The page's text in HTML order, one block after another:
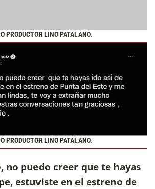
PRODUCTOR LINO PATALANO.
PRODUCTOR LINO PATALANO.
no puedo creer que te hayas
estuviste en el estreno de